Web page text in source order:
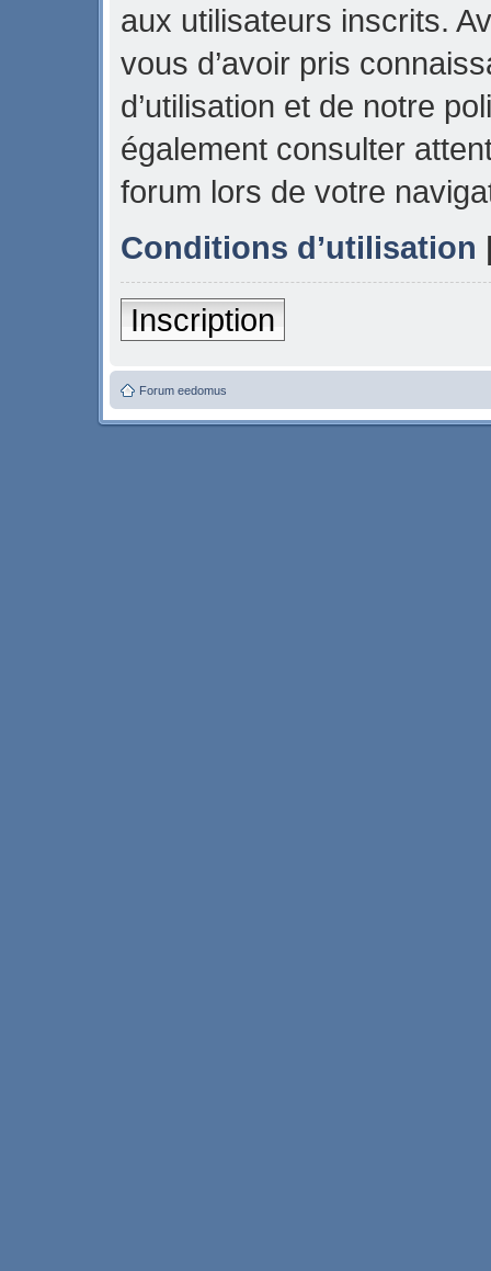
aux utilisateurs inscrits.
vous d’avoir pris
d’utilisation et de notre
également consulter
forum lors de votre
Conditions d’utilisation
Inscription
Forum eedomus